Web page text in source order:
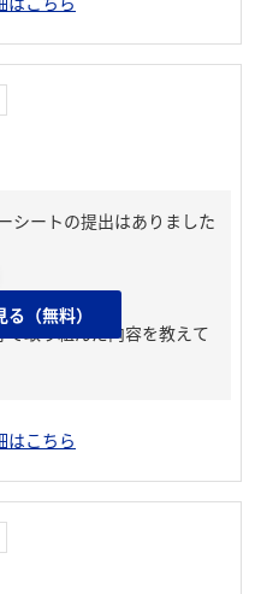
シートの提出はありました
取り組んだ内容を教えて
はこちら
（無料）